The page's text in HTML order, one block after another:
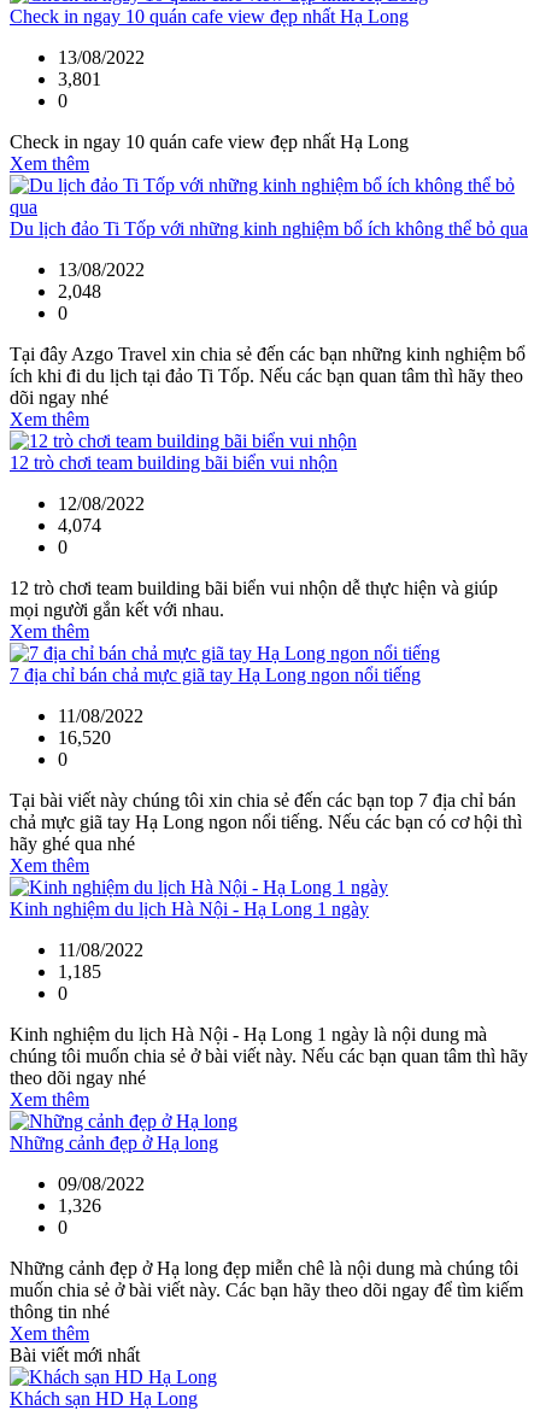
Check in ngay 10 quán cafe view đẹp nhất Hạ Long
13/08/2022
3,801
0
Check in ngay 10 quán cafe view đẹp nhất Hạ Long
Xem thêm
Du lịch đảo Ti Tốp với những kinh nghiệm bổ ích không thể bỏ qua
13/08/2022
2,048
0
Tại đây Azgo Travel xin chia sẻ đến các bạn những kinh nghiệm bổ
ích khi đi du lịch tại đảo Ti Tốp. Nếu các bạn quan tâm thì hãy theo
dõi ngay nhé
Xem thêm
12 trò chơi team building bãi biển vui nhộn
12/08/2022
4,074
0
12 trò chơi team building bãi biển vui nhộn dễ thực hiện và giúp
mọi người gắn kết với nhau.
Xem thêm
7 địa chỉ bán chả mực giã tay Hạ Long ngon nổi tiếng
11/08/2022
16,520
0
Tại bài viết này chúng tôi xin chia sẻ đến các bạn top 7 địa chỉ bán
chả mực giã tay Hạ Long ngon nổi tiếng. Nếu các bạn có cơ hội thì
hãy ghé qua nhé
Xem thêm
Kinh nghiệm du lịch Hà Nội - Hạ Long 1 ngày
11/08/2022
1,185
0
Kinh nghiệm du lịch Hà Nội - Hạ Long 1 ngày là nội dung mà
chúng tôi muốn chia sẻ ở bài viết này. Nếu các bạn quan tâm thì hãy
theo dõi ngay nhé
Xem thêm
Những cảnh đẹp ở Hạ long
09/08/2022
1,326
0
Những cảnh đẹp ở Hạ long đẹp miễn chê là nội dung mà chúng tôi
muốn chia sẻ ở bài viết này. Các bạn hãy theo dõi ngay để tìm kiếm
thông tin nhé
Xem thêm
Bài viết mới nhất
Khách sạn HD Hạ Long